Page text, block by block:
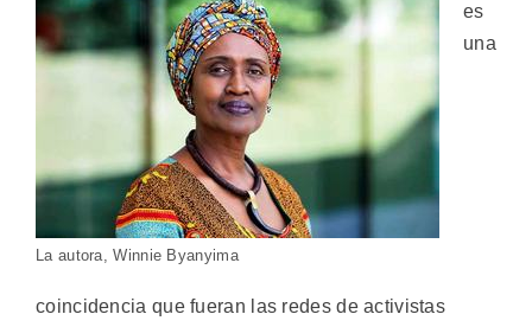
La autora, Winnie Byanyima
es
una
coincidencia que fueran las redes de activistas